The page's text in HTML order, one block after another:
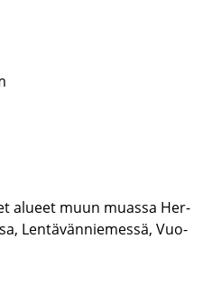
alu­eet muun muas­sa Her­
Len­tä­vän­nie­mes­sä, Vuo­